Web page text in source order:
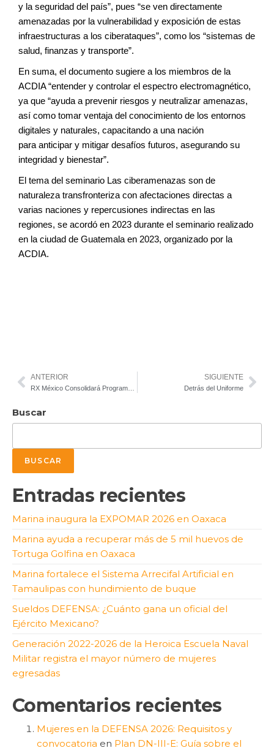
y la seguridad del país”, pues “se ven directamente
amenazadas por la vulnerabilidad y exposición de estas
infraestructuras a los ciberataques”, como los “sistemas de
salud, finanzas y transporte”.
En suma, el documento sugiere a los miembros de la
ACDIA “entender y controlar el espectro electromagnético,
ya que “ayuda a prevenir riesgos y neutralizar amenazas,
así como tomar ventaja del conocimiento de los entornos
digitales y naturales, capacitando a una nación
para anticipar y mitigar desafíos futuros, asegurando su
integridad y bienestar”.
El tema del seminario Las ciberamenazas son de
naturaleza transfronteriza con afectaciones directas a
varias naciones y repercusiones indirectas en las
regiones, se acordó en 2023 durante el seminario realizado
en la ciudad de Guatemala en 2023, organizado por la
ACDIA.
ANTERIOR SIGUIENTE
Detrás del Uniforme
Buscar
BUSCAR
Entradas recientes
Marina inaugura la EXPOMAR 2026 en Oaxaca
Marina ayuda a recuperar más de 5 mil huevos de
Tortuga Golfina en Oaxaca
Marina fortalece el Sistema Arrecifal Artificial en
Tamaulipas con hundimiento de buque
Sueldos DEFENSA: ¿Cuánto gana un oficial del
Ejército Mexicano?
Generación 2022-2026 de la Heroica Escuela Naval
Militar registra el mayor número de mujeres
egresadas
Comentarios recientes
Mujeres en la DEFENSA 2026: Requisitos y
convocatoria en Plan DN-III-E: Guía sobre el